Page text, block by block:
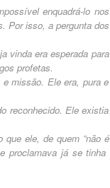
enquadrá-lo nos
Por isso, a pergunta dos
era esperada para
profetas.
missão. Ele era, pura e
Ele existia
ele, de quem “não é
proclamava já se tinha